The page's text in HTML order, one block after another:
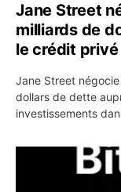
Jane Street
milliards de
le crédit privé
Jane Street
dollars de dette
investissements
Bitcoin stagne